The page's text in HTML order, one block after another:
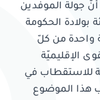
أنّ جولة الموفدين
بولادة الحكومة
واحدة من كلّ
الإقليميّة
للاستقطاب في
هذا الموضوع